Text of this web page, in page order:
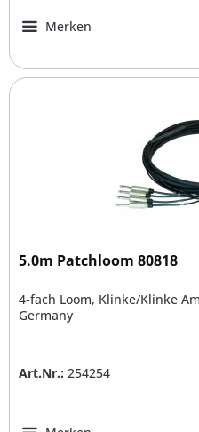
Merken
5.0m Patchloom 80818
4-fach Loom, Klinke/Klinke
Germany
Art.Nr.: 254254